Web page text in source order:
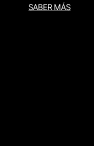
SABER MÁS